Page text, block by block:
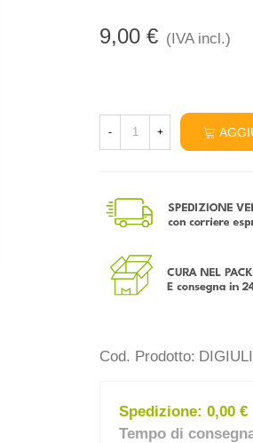
9,00 € (IVA incl.)
- +
Cod. Prodotto:
Spedizione: 0,00 €
Tempo di